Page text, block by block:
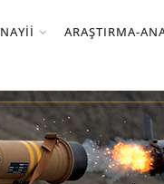
ARAŞTIRMA-